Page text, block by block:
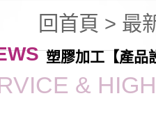
回首頁 > 最
塑膠加工【產品
&